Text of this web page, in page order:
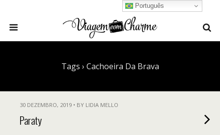
Tags › Cachoeira Da Brava
30 DEZEMBRO, 2019 • BY LIDIA MELLO
Paraty
Português